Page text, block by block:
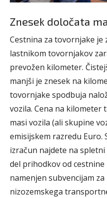
Znesek določata
Cestnina za tovornjake je
lastnikom tovornjakov
prevožen kilometer.
manjši je znesek na
tovornjake spodbuja
vozila. Cena na kilometer
masi vozila (ali skupine
emisijskem razredu
izračun najdete na
del prihodkov od
namenjen subvencijam
nizozemskega